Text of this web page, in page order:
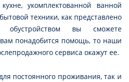
укомплектованной ванной
техники, как представлено
вы сможете
понадобится помощь, то наши
сервиса окажут ее.
постоянного проживания, так и